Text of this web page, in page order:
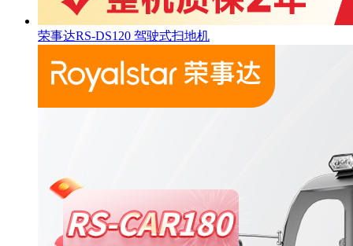
荣事达RS-DS120 驾驶式扫地机